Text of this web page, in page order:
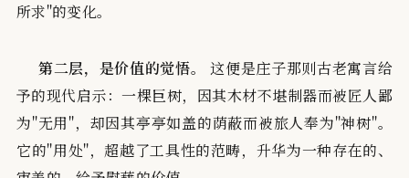
所求"的变化。
第二层，是价值的觉悟。
这便是庄子那则古老寓言给
予的现代启示：一棵巨树，因其木材不堪制器而被匠人鄙
为"无用"，却因其亭亭如盖的荫蔽而被旅人奉为"神树"。
它的"用处"，超越了工具性的范畴，升华为一种存在的、